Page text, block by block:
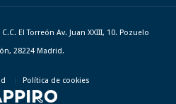
El Torreón Av. Juan XXIII, 10. Pozuelo
28224 Madrid.
Política de cookies